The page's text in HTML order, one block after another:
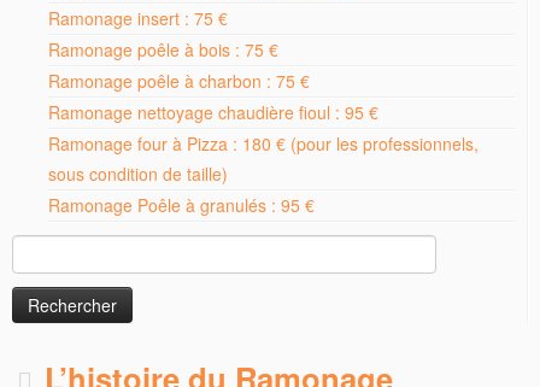
Ramonage insert : 75 €
Ramonage poêle à bois : 75 €
Ramonage poêle à charbon : 75 €
Ramonage nettoyage chaudière fioul : 95 €
Ramonage four à Pizza : 180 € (pour les professionnels,
sous condition de taille)
Ramonage Poêle à granulés : 95 €
L’histoire du Ramonage